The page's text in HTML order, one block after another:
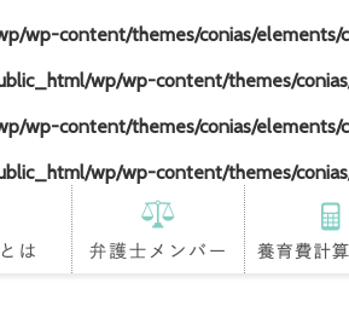
wp-content/themes/conias/elements/
wp/wp-content/themes/
wp-content/themes/conias/elements/
wp/wp-content/themes/